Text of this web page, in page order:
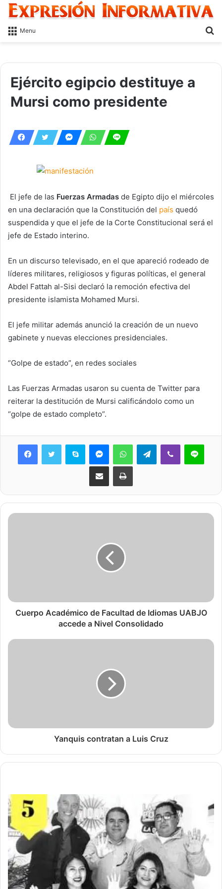
Menu
Ejército egipcio destituye a
Mursi como presidente
El jefe de las Fuerzas Armadas de Egipto dijo el miércoles
en una declaración que la Constitución del país quedó
suspendida y que el jefe de la Corte Constitucional será el
jefe de Estado interino.
En un discurso televisado, en el que apareció rodeado de
líderes militares, religiosos y figuras políticas, el general
Abdel Fattah al-Sisi declaró la remoción efectiva del
presidente islamista Mohamed Mursi.
El jefe militar además anunció la creación de un nuevo
gabinete y nuevas elecciones presidenciales.
“Golpe de estado”, en redes sociales
Las Fuerzas Armadas usaron su cuenta de Twitter para
reiterar la destitución de Mursi calificándolo como un
“golpe de estado completo”.
Skype MessengerWhatsAppTelegramViber Line
Share via Email Print
Cuerpo Académico de Facultad de Idiomas UABJO
accede a Nivel Consolidado
Yanquis contratan a Luis Cruz